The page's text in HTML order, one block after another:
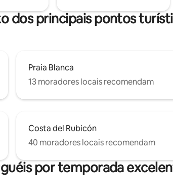
dos principais pontos
Praia Blanca
13 moradores locais recomendam
Costa del Rubicón
40 moradores locais recomendam
por temporada